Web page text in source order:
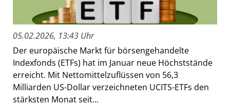
05.02.2026, 13:43 Uhr
Der europäische Markt für börsengehandelte
Indexfonds (ETFs) hat im Januar neue Höchststände
erreicht. Mit Nettomittelzuflüssen von 56,3
Milliarden US-Dollar verzeichneten UCITS-ETFs den
stärksten Monat seit...